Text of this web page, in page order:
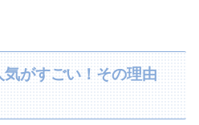
がすごい！その理由